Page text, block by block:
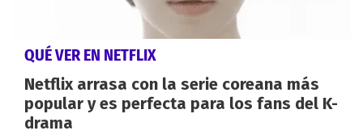
QUÉ VER EN NETFLIX
Netflix arrasa con la serie coreana más
popular y es perfecta para los fans del K-
drama